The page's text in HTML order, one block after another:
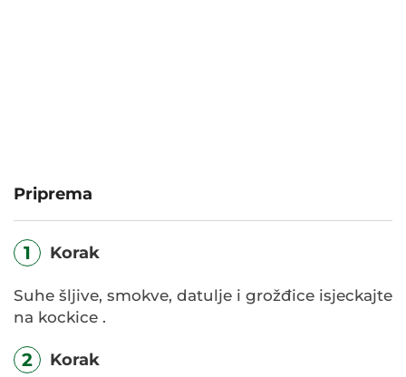
Priprema
1 Korak
Suhe šljive, smokve, datulje i grožđice isjeckajte
na kockice .
2 Korak